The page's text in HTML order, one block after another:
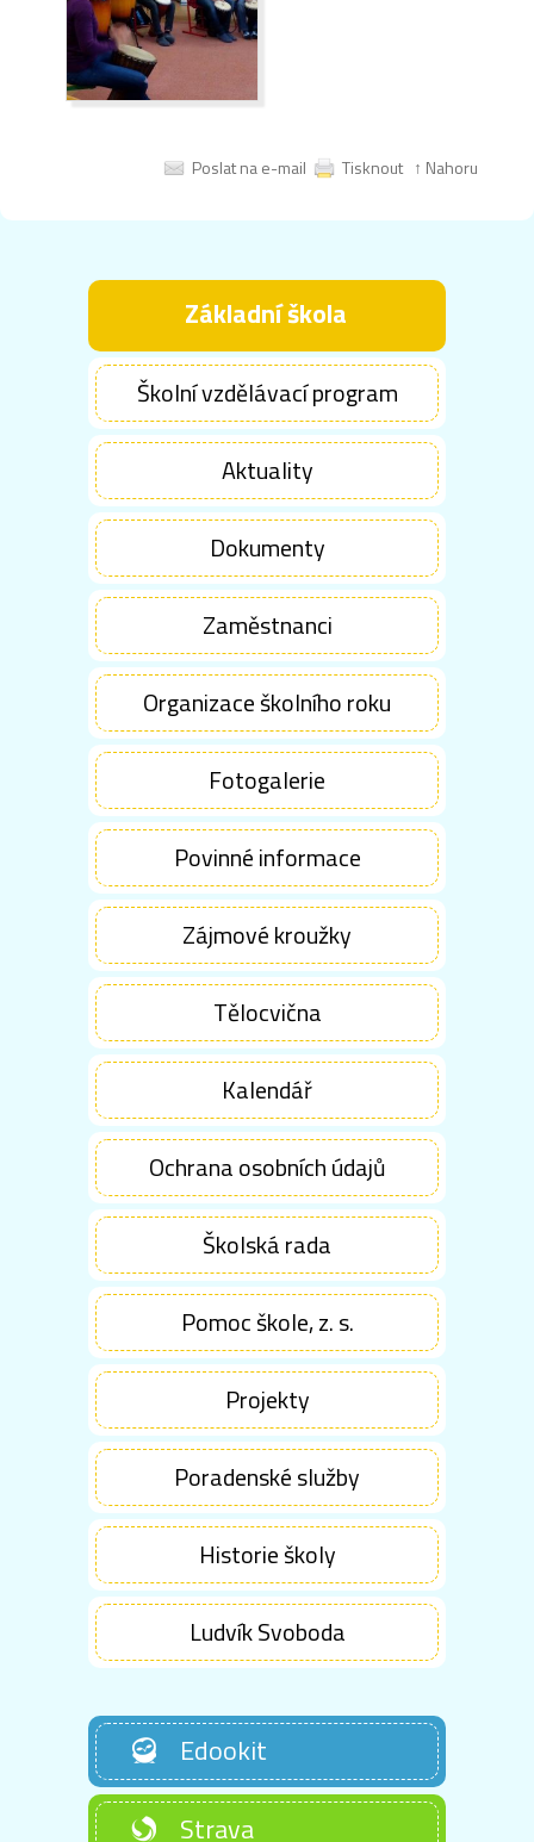
Poslat na e-mail Tisknout ↑ Nahoru
Základní škola
Školní vzdělávací program
Aktuality
Dokumenty
Zaměstnanci
Organizace školního roku
Fotogalerie
Povinné informace
Zájmové kroužky
Tělocvična
Kalendář
Ochrana osobních údajů
Školská rada
Pomoc škole, z. s.
Projekty
Poradenské služby
Historie školy
Ludvík Svoboda
Edookit
Strava